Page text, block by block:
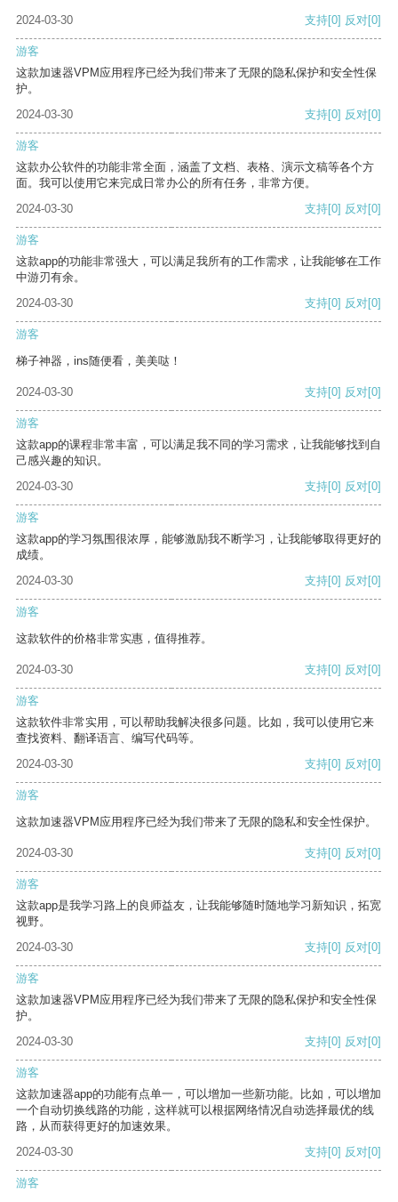
2024-03-30 支持[0] 反对[0]
游客
这款加速器VPM应用程序已经为我们带来了无限的隐私保护和安全性保
护。
2024-03-30
支持[0] 反对[0]
游客
这款办公软件的功能非常全面，涵盖了文档、表格、演示文稿等各个方
面。我可以使用它来完成日常办公的所有任务，非常方便。
2024-03-30
支持[0] 反对[0]
游客
这款app的功能非常强大，可以满足我所有的工作需求，让我能够在工作
中游刃有余。
2024-03-30
支持[0] 反对[0]
游客
梯子神器，ins随便看，美美哒！
2024-03-30 支持[0] 反对[0]
游客
这款app的课程非常丰富，可以满足我不同的学习需求，让我能够找到自
己感兴趣的知识。
2024-03-30
支持[0] 反对[0]
游客
这款app的学习氛围很浓厚，能够激励我不断学习，让我能够取得更好的
成绩。
2024-03-30
支持[0] 反对[0]
游客
这款软件的价格非常实惠，值得推荐。
2024-03-30 支持[0] 反对[0]
游客
这款软件非常实用，可以帮助我解决很多问题。比如，我可以使用它来
查找资料、翻译语言、编写代码等。
2024-03-30
支持[0] 反对[0]
游客
这款加速器VPM应用程序已经为我们带来了无限的隐私和安全性保护。
2024-03-30 支持[0] 反对[0]
游客
这款app是我学习路上的良师益友，让我能够随时随地学习新知识，拓宽
视野。
2024-03-30
支持[0] 反对[0]
游客
这款加速器VPM应用程序已经为我们带来了无限的隐私保护和安全性保
护。
2024-03-30
支持[0] 反对[0]
游客
这款加速器app的功能有点单一，可以增加一些新功能。比如，可以增加
一个自动切换线路的功能，这样就可以根据网络情况自动选择最优的线
路，从而获得更好的加速效果。
2024-03-30
支持[0] 反对[0]
游客